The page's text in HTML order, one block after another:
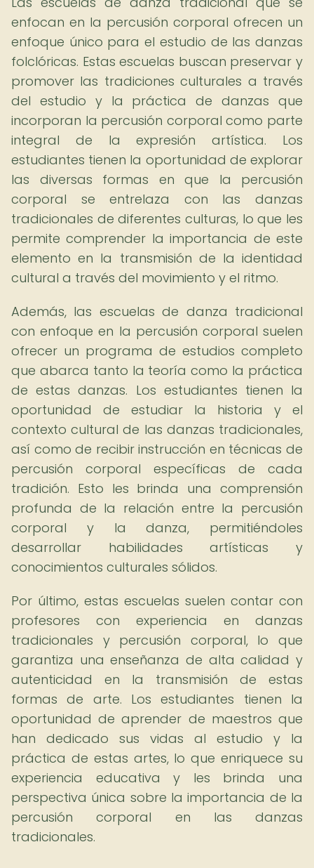
enfocan en la percusión corporal ofrecen un
enfoque único para el estudio de las danzas
folclóricas. Estas escuelas buscan preservar y
promover las tradiciones culturales a través
del estudio y la práctica de danzas que
incorporan la percusión corporal como parte
integral de la expresión artística. Los
estudiantes tienen la oportunidad de explorar
las diversas formas en que la percusión
corporal se entrelaza con las danzas
tradicionales de diferentes culturas, lo que les
permite comprender la importancia de este
elemento en la transmisión de la identidad
cultural a través del movimiento y el ritmo.
Además, las escuelas de danza tradicional
con enfoque en la percusión corporal suelen
ofrecer un programa de estudios completo
que abarca tanto la teoría como la práctica
de estas danzas. Los estudiantes tienen la
oportunidad de estudiar la historia y el
contexto cultural de las danzas tradicionales,
así como de recibir instrucción en técnicas de
percusión corporal específicas de cada
tradición. Esto les brinda una comprensión
profunda de la relación entre la percusión
corporal y la danza, permitiéndoles
desarrollar habilidades artísticas y
conocimientos culturales sólidos.
Por último, estas escuelas suelen contar con
profesores con experiencia en danzas
tradicionales y percusión corporal, lo que
garantiza una enseñanza de alta calidad y
autenticidad en la transmisión de estas
formas de arte. Los estudiantes tienen la
oportunidad de aprender de maestros que
han dedicado sus vidas al estudio y la
práctica de estas artes, lo que enriquece su
experiencia educativa y les brinda una
perspectiva única sobre la importancia de la
percusión corporal en las danzas
tradicionales.